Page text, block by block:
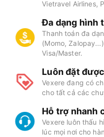
Vietravel Airlines,
Đa dạng hình
Thanh toán đa
(Momo,
Visa/Master.
Luôn đặt
Vexere đang có
cho tất cả các
Hỗ trợ nhanh
Vexere luôn thấu
lúc mọi nơi cho